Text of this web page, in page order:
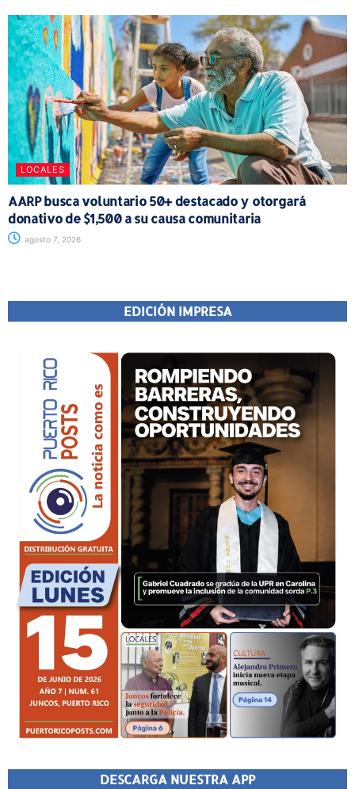
LOCALES
AARP busca voluntario 50+ destacado y otorgará
donativo de $1,500 a su causa comunitaria
agosto 7, 2026
EDICIÓN IMPRESA
DESCARGA NUESTRA APP